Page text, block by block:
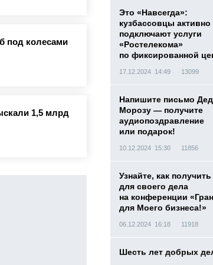
под колесами
1,5 млрд
Это «Навсегда»:
кузбассовцы активно
подключают услуги
«Ростелекома»
по фиксированной
17.12.2024 14:49 13099
Напишите письмо
Морозу — получите
аудиопоздравление
или подарок!
10.12.2024 15:30 11856
Узнайте, как получить
для своего дела
на конференции
для Моего бизнеса!»
06.12.2024 16:18 11918
Шесть лет добрых